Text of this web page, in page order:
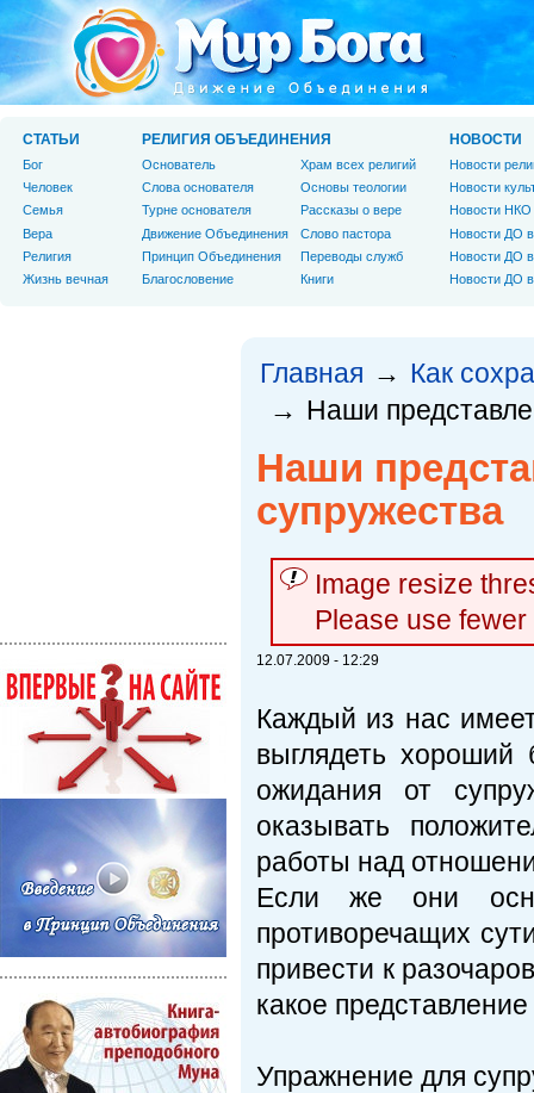
Главная → Как
→ Наши
Наши
супружества
Image resize
Please use
12.07.2009 - 12:29
Каждый из нас
выглядеть
ожидания от
оказывать
работы над
Если же они
противоречащих
привести к
какое
Упражнение для
СТАТЬИ
Бог
Человек
Cемья
Вера
Религия
Жизнь вечная
РЕЛИГИЯ ОБЪЕДИНЕНИЯ
Основатель
Слова основателя
Турне основателя
Движение Объединения
Принцип Объединения
Благословение
Храм всех религий
Основы теологии
Рассказы о вере
Слово пастора
Переводы служб
Книги
НОВОСТИ
Новости
Новости
Новости НКО
Новости ДО
Новости ДО
Новости ДО